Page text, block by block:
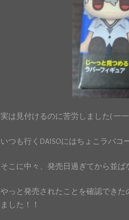
実は見付けるのに苦労しました( 一
いつも行くDAISOにはちょこラバコ
そこに中々、発売日過ぎてから並ば
やっと発売されたことを確認できた
ました！！